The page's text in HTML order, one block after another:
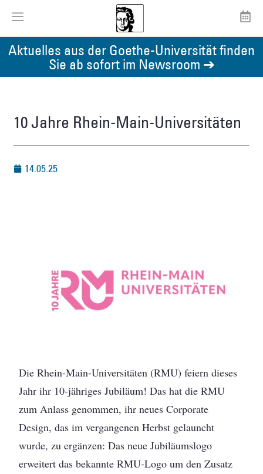
Aktuelles aus der Goethe-Universität finden
Sie ab sofort im Newsroom ➔
10 Jahre Rhein-Main-Universitäten
14.05.25
Die Rhein-Main-Universitäten (RMU) feiern dieses
Jahr ihr 10-jähriges Jubiläum! Das hat die RMU
zum Anlass genommen, ihr neues Corporate
Design, das im vergangenen Herbst gelauncht
wurde, zu ergänzen: Das neue Jubiläumslogo
erweitert das bekannte RMU-Logo um den Zusatz